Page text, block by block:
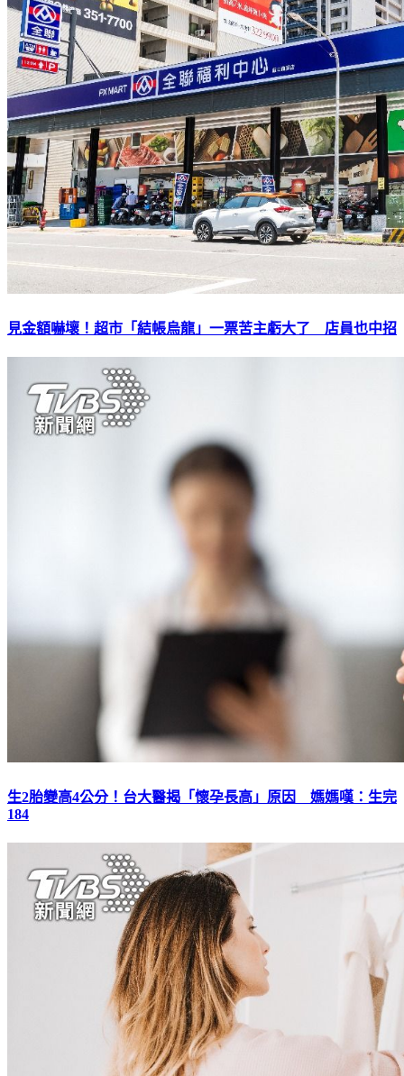
見金額嚇壞！超市「結帳烏龍」一票苦主虧大了 店員也中招
生2胎變高4公分！台大醫揭「懷孕長高」原因 媽媽嘆：生完
184